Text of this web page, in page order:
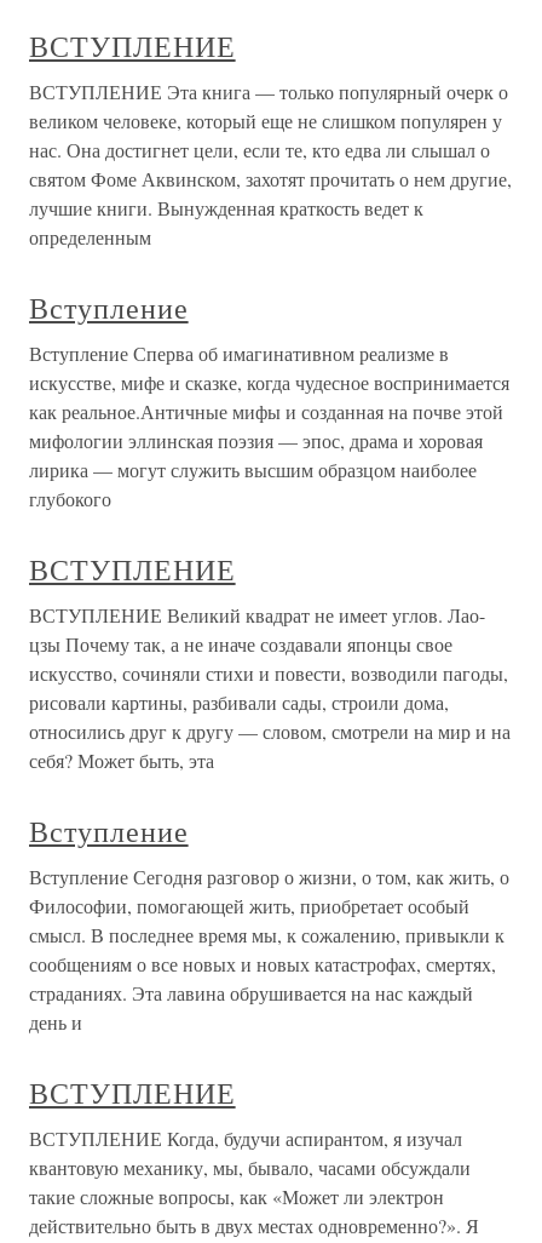
ВСТУПЛЕНИЕ
ВСТУПЛЕНИЕ Эта книга — только популярный очерк о
великом человеке, который еще не слишком популярен у
нас. Она достигнет цели, если те, кто едва ли слышал о
святом Фоме Аквинском, захотят прочитать о нем другие,
лучшие книги. Вынужденная краткость ведет к
определенным
Вступление
Вступление Сперва об имагинативном реализме в
искусстве, мифе и сказке, когда чудесное воспринимается
как реальное.Античные мифы и созданная на почве этой
мифологии эллинская поэзия — эпос, драма и хоровая
лирика — могут служить высшим образцом наиболее
глубокого
ВСТУПЛЕНИЕ
ВСТУПЛЕНИЕ Великий квадрат не имеет углов. Лао-
цзы Почему так, а не иначе создавали японцы свое
искусство, сочиняли стихи и повести, возводили пагоды,
рисовали картины, разбивали сады, строили дома,
относились друг к другу — словом, смотрели на мир и на
себя? Может быть, эта
Вступление
Вступление Сегодня разговор о жизни, о том, как жить, о
Философии, помогающей жить, приобретает особый
смысл. В последнее время мы, к сожалению, привыкли к
сообщениям о все новых и новых катастрофах, смертях,
страданиях. Эта лавина обрушивается на нас каждый
день и
ВСТУПЛЕНИЕ
ВСТУПЛЕНИЕ Когда, будучи аспирантом, я изучал
квантовую механику, мы, бывало, часами обсуждали
такие сложные вопросы, как «Может ли электрон
действительно быть в двух местах одновременно?». Я